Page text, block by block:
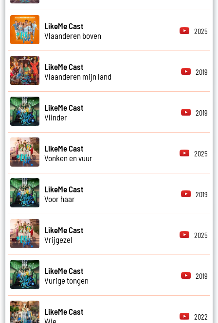
LikeMe Cast
Vlaanderen boven
2025
LikeMe Cast
Vlaanderen mijn land
2019
LikeMe Cast
Vlinder
2019
LikeMe Cast
Vonken en vuur
2025
LikeMe Cast
Voor haar
2019
LikeMe Cast
Vrijgezel
2025
LikeMe Cast
Vurige tongen
2019
LikeMe Cast
Wie
2022